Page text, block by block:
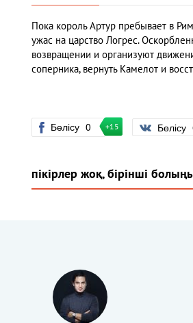
Пока король Артур пребывает в
ужас на царство Логрес.
возвращении и организуют
соперника, вернуть Камелот и
Бөлісу 0 +15 Бөлісу
пікірлер жоқ, бірінші